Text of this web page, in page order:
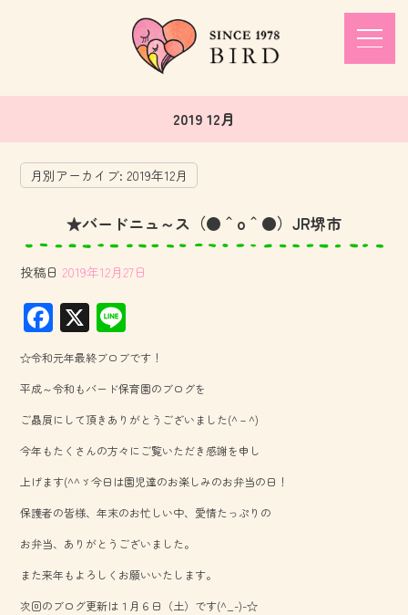
2019 12月
月別アーカイブ:2019年12月
★バードニュ～ス（●＾o＾●）JR堺市
投稿日 2019年12月27日
F
ac
e
b
o
ok
X
ne
☆令和元年最終ブロブです！
平成～令和もバード保育園のブログを
ご贔屓にして頂きありがとうございました(^－^)
今年もたくさんの方々にご覧いただき感謝を申し
上げます(^^ゞ今日は園児達のお楽しみのお弁当の日！
保護者の皆様、年末のお忙しい中、愛情たっぷりの
お弁当、ありがとうございました。
また来年もよろしくお願いいたします。
次回のブログ更新は１月６日（土）です(^_-)-☆